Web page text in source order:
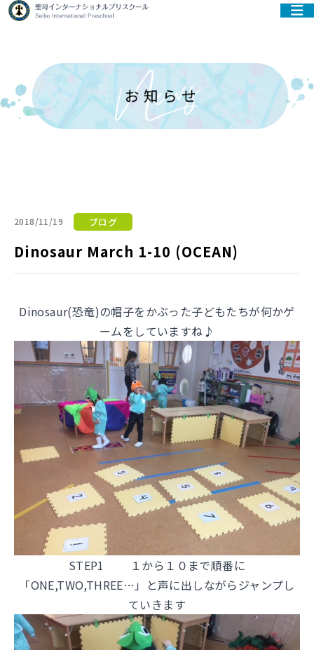
2018/11/19 ブログ
Dinosaur March 1-10 (OCEAN)
Dinosaur(恐竜)の帽子をかぶった子どもたちが何かゲ
ームをしていますね♪
STEP1 １から１０まで順番に
「ONE,TWO,THREE…」と声に出しながらジャンプし
ていきます